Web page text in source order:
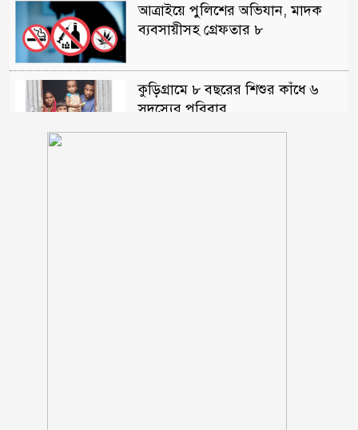
আত্রাইয়ে পুলিশের অভিযান, মাদক
ব্যবসায়ীসহ গ্রেফতার ৮
কুড়িগ্রামে ৮ বছরের শিশুর কাঁধে ৬
সদস্যের পরিবার